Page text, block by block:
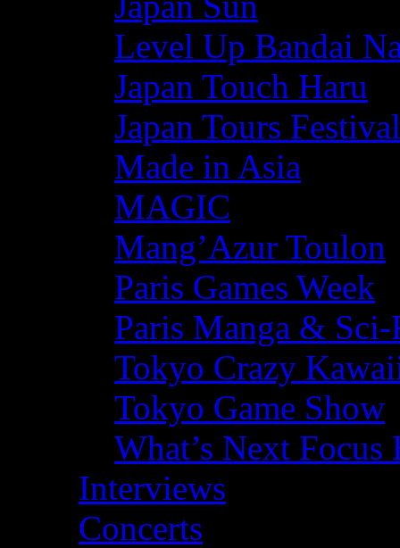
Level Up Bandai
Japan Touch Haru
Japan Tours Festival
Made in Asia
MAGIC
Mang’Azur Toulon
Paris Games Week
Paris Manga &
Tokyo Crazy
Tokyo Game Show
What’s Next
Interviews
Concerts